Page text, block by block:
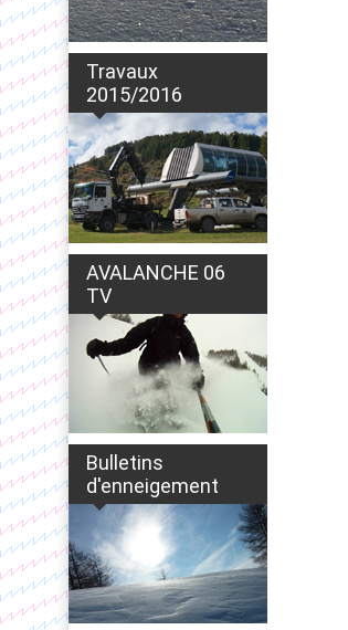
Travaux
2015/2016
AVALANCHE 06
TV
Bulletins
d'enneigement